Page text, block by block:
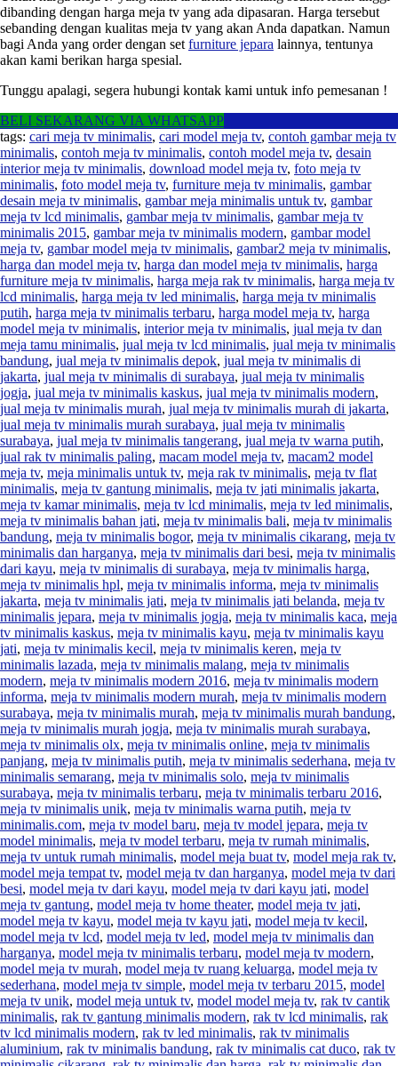
dibanding dengan harga meja tv yang ada dipasaran. Harga tersebut
sebanding dengan kualitas meja tv yang akan Anda dapatkan. Namun
bagi Anda yang order dengan set furniture jepara lainnya, tentunya
akan kami berikan harga spesial.
Tunggu apalagi, segera hubungi kontak kami untuk info pemesanan !
BELI SEKARANG VIA WHATSAPP
tags: cari meja tv minimalis, cari model meja tv, contoh gambar meja tv
minimalis, contoh meja tv minimalis, contoh model meja tv, desain
interior meja tv minimalis, download model meja tv, foto meja tv
minimalis, foto model meja tv, furniture meja tv minimalis, gambar
desain meja tv minimalis, gambar meja minimalis untuk tv, gambar
meja tv lcd minimalis, gambar meja tv minimalis, gambar meja tv
minimalis 2015, gambar meja tv minimalis modern, gambar model
meja tv, gambar model meja tv minimalis, gambar2 meja tv minimalis,
harga dan model meja tv, harga dan model meja tv minimalis, harga
furniture meja tv minimalis, harga meja rak tv minimalis, harga meja tv
lcd minimalis, harga meja tv led minimalis, harga meja tv minimalis
putih, harga meja tv minimalis terbaru, harga model meja tv, harga
model meja tv minimalis, interior meja tv minimalis, jual meja tv dan
meja tamu minimalis, jual meja tv lcd minimalis, jual meja tv minimalis
bandung, jual meja tv minimalis depok, jual meja tv minimalis di
jakarta, jual meja tv minimalis di surabaya, jual meja tv minimalis
jogja, jual meja tv minimalis kaskus, jual meja tv minimalis modern,
jual meja tv minimalis murah, jual meja tv minimalis murah di jakarta,
jual meja tv minimalis murah surabaya, jual meja tv minimalis
surabaya, jual meja tv minimalis tangerang, jual meja tv warna putih,
jual rak tv minimalis paling, macam model meja tv, macam2 model
meja tv, meja minimalis untuk tv, meja rak tv minimalis, meja tv flat
minimalis, meja tv gantung minimalis, meja tv jati minimalis jakarta,
meja tv kamar minimalis, meja tv lcd minimalis, meja tv led minimalis,
meja tv minimalis bahan jati, meja tv minimalis bali, meja tv minimalis
bandung, meja tv minimalis bogor, meja tv minimalis cikarang, meja tv
minimalis dan harganya, meja tv minimalis dari besi, meja tv minimalis
dari kayu, meja tv minimalis di surabaya, meja tv minimalis harga,
meja tv minimalis hpl, meja tv minimalis informa, meja tv minimalis
jakarta, meja tv minimalis jati, meja tv minimalis jati belanda, meja tv
minimalis jepara, meja tv minimalis jogja, meja tv minimalis kaca, meja
tv minimalis kaskus, meja tv minimalis kayu, meja tv minimalis kayu
jati, meja tv minimalis kecil, meja tv minimalis keren, meja tv
minimalis lazada, meja tv minimalis malang, meja tv minimalis
modern, meja tv minimalis modern 2016, meja tv minimalis modern
informa, meja tv minimalis modern murah, meja tv minimalis modern
surabaya, meja tv minimalis murah, meja tv minimalis murah bandung,
meja tv minimalis murah jogja, meja tv minimalis murah surabaya,
meja tv minimalis olx, meja tv minimalis online, meja tv minimalis
panjang, meja tv minimalis putih, meja tv minimalis sederhana, meja tv
minimalis semarang, meja tv minimalis solo, meja tv minimalis
surabaya, meja tv minimalis terbaru, meja tv minimalis terbaru 2016,
meja tv minimalis unik, meja tv minimalis warna putih, meja tv
minimalis.com, meja tv model baru, meja tv model jepara, meja tv
model minimalis, meja tv model terbaru, meja tv rumah minimalis,
meja tv untuk rumah minimalis, model meja buat tv, model meja rak tv,
model meja tempat tv, model meja tv dan harganya, model meja tv dari
besi, model meja tv dari kayu, model meja tv dari kayu jati, model
meja tv gantung, model meja tv home theater, model meja tv jati,
model meja tv kayu, model meja tv kayu jati, model meja tv kecil,
model meja tv lcd, model meja tv led, model meja tv minimalis dan
harganya, model meja tv minimalis terbaru, model meja tv modern,
model meja tv murah, model meja tv ruang keluarga, model meja tv
sederhana, model meja tv simple, model meja tv terbaru 2015, model
meja tv unik, model meja untuk tv, model model meja tv, rak tv cantik
minimalis, rak tv gantung minimalis modern, rak tv lcd minimalis, rak
tv lcd minimalis modern, rak tv led minimalis, rak tv minimalis
aluminium, rak tv minimalis bandung, rak tv minimalis cat duco, rak tv